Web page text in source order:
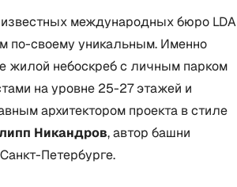
международных бюро LDA
по-своему уникальным. Именно
жилой небоскреб с личным парком
на уровне 25-27 этажей и
архитектором проекта в стиле
Никандров, автор башни
Петербурге.